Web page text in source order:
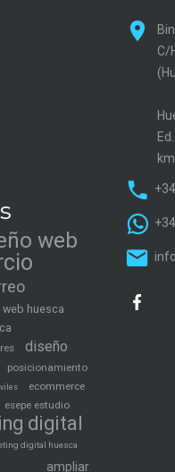
web
huesca
diseño
posicionamiento
ecommerce
esepe estudio
digital
digital huesca
ampliar
C/